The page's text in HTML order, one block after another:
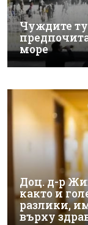
Чуждите
море
Доц. д-р
както и
разлики,
върху